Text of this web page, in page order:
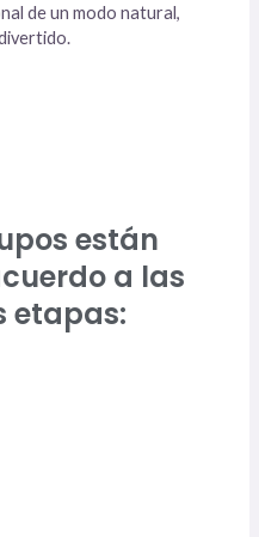
de un modo natural,
están
a las
etapas: